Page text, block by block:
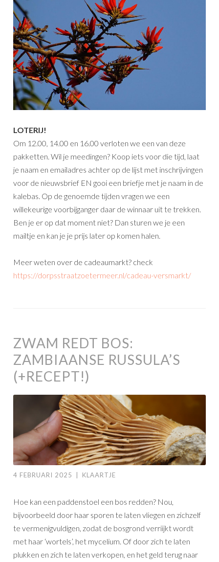
LOTERIJ!
Om 12.00, 14.00 en 16.00 verloten we een van deze
pakketten. Wil je meedingen? Koop iets voor die tijd, laat
je naam en emailadres achter op de lijst met inschrijvingen
voor de nieuwsbrief EN gooi een briefje met je naam in de
kalebas. Op de genoemde tijden vragen we een
willekeurige voorbijganger daar de winnaar uit te trekken.
Ben je er op dat moment niet? Dan sturen we je een
mailtje en kan je je prijs later op komen halen.
Meer weten over de cadeaumarkt? check
https://dorpsstraatzoetermeer.nl/cadeau-versmarkt/
ZWAM REDT BOS:
ZAMBIAANSE RUSSULA’S
(+RECEPT!)
4 FEBRUARI 2025 KLAARTJE
Hoe kan een paddenstoel een bos redden? Nou,
bijvoorbeeld door haar sporen te laten vliegen en zichzelf
te vermenigvuldigen, zodat de bosgrond verriijkt wordt
met haar ‘wortels’, het mycelium. Of door zich te laten
plukken en zich te laten verkopen, en het geld terug naar